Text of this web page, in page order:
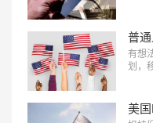
有想
划，
明确
才。…